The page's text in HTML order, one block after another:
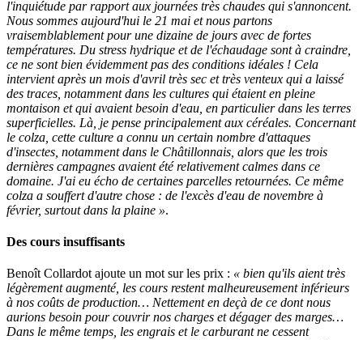
l'inquiétude par rapport aux journées très chaudes qui s'annoncent.
Nous sommes aujourd'hui le 21 mai et nous partons
vraisemblablement pour une dizaine de jours avec de fortes
températures. Du stress hydrique et de l'échaudage sont à craindre,
ce ne sont bien évidemment pas des conditions idéales ! Cela
intervient après un mois d'avril très sec et très venteux qui a laissé
des traces, notamment dans les cultures qui étaient en pleine
montaison et qui avaient besoin d'eau, en particulier dans les terres
superficielles. Là, je pense principalement aux céréales. Concernant
le colza, cette culture a connu un certain nombre d'attaques
d'insectes, notamment dans le Châtillonnais, alors que les trois
dernières campagnes avaient été relativement calmes dans ce
domaine. J'ai eu écho de certaines parcelles retournées. Ce même
colza a souffert d'autre chose : de l'excès d'eau de novembre à
février, surtout dans la plaine ».
Des cours insuffisants
Benoît Collardot ajoute un mot sur les prix : « bien qu'ils aient très
légèrement augmenté, les cours restent malheureusement inférieurs
à nos coûts de production… Nettement en deçà de ce dont nous
aurions besoin pour couvrir nos charges et dégager des marges…
Dans le même temps, les engrais et le carburant ne cessent